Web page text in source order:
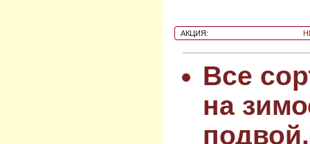
АКЦИЯ:
Все
на
подвой.